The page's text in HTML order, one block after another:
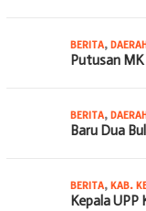
BERITA,
Putusan
BERITA,
Baru Dua
BERITA, KAB.
Kepala